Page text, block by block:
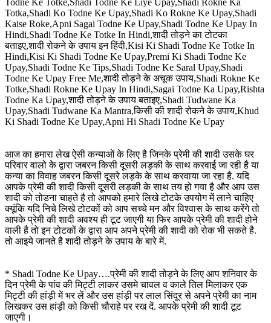
Totka,Shadi Ko Todne Ke Upay,Shadi Ko Rokne Ke Upay,Shadi
Kaise Roke,Apni Sagai Todne Ke Upay,Shadi Todne Ke Upay In
Hindi,Shadi Todne Ke Totke In Hindi,शादी तोड़ने का टोटका
बताइए,शादी रोकने के उपाय इन हिंदी,Kisi Ki Shadi Todne Ke Totke In
Hindi,Kisi Ki Shadi Todne Ke Upay,Premi Ki Shadi Todne Ke
Upay,Shadi Todne Ke Tips,Shadi Todne Ke Saral Upay,Shadi
Todne Ke Upay Free Me,शादी तोड़ने के अचूक उपाय,Shadi Rokne Ke
Totke,Shadi Rokne Ke Upay In Hindi,Sagai Todne Ka Upay,Rishta
Todne Ka Upay,शादी तोड़ने के उपाय बताइए,Shadi Tudwane Ka
Upay,Shadi Tudwane Ka Mantra,किसी की शादी रोकने के उपाय,Khud
Ki Shadi Todne Ke Upay,Apni Hi Shadi Todne Ke Upay
आज का हमारा लेख ऐसी कन्याओं के लिए है जिनके प्रेमी की शादी उसके घर
परिवार वालो के द्वारा जबरन किसी दूसरी लड़की के साथ करवाई जा रही है या
कन्या का विवाह जबरन किसी दूसरे लड़के के साथ करवाया जा रहा है. यदि
आपके प्रेमी की शादी किसी दूसरी लड़की के साथ तय हो गया है और आप उस
शादी को तोडना चाहते है तो आपको हमारे लिखे टोटके उपयोग में लाने चाहिए
क्यूंकि यदि निचे लिखे टोटकों को आप सच्चे मन और विश्वास के साथ करेंगे तो
आपके प्रेमी की शादी अवश्य ही टूट जाएगी या फिर आपके प्रेमी की शादी होने
वाली है तो इन टोटकों के द्वारा आप अपने प्रेमी की शादी को रोक भी सकते है.
तो आइये जानते है शादी तोड़ने के उपाय के बारे में.
* Shadi Todne Ke Upay….प्रेमी की शादी तोड़ने के लिए आप शनिवार के
दिन प्रेमी के पांव की मिट्टी लाकर उसमे चावल व काले तिल मिलाकर एक
मिट्टी की हांड़ी में भर लें और उस हांड़ी पर लाल सिंदूर से अपने प्रेमी का नाम
लिखकर उस हांड़ी को किसी चौराहे पर रख दें. आपके प्रेमी की शादी टूट
जाएगी।